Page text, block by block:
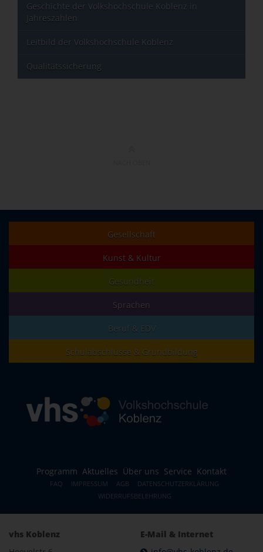
Geschichte der Volkshochschule Koblenz in
Jahreszahlen
Leitbild der Volkshochschule Koblenz
Qualitätssicherung
Gesellschaft
Kunst & Kultur
Gesundheit
Sprachen
Beruf & EDV
Schulabschlüsse & Grundbildung
Programm Aktuelles Über uns Service Kontakt
FAQ IMPRESSUM AGB
DATENSCHUTZERKLÄRUNG
WIDERRUFSBELEHRUNG
vhs Koblenz
E-Mail & Internet